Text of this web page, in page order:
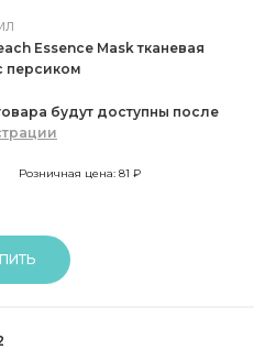
Essence Mask тканевая
персиком
будут доступны после
Розничная цена: 81 ₽